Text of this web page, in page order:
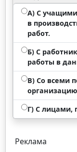
А) С
в
работ.
Б) С
работы в
В) Со всеми
Г) С лицами,
Реклама